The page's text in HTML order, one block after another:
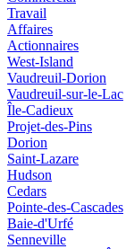
Travail
Affaires
Actionnaires
West-Island
Vaudreuil-Dorion
Vaudreuil-sur-le-Lac
Île-Cadieux
Projet-des-Pins
Dorion
Saint-Lazare
Hudson
Cedars
Pointe-des-Cascades
Baie-d'Urfé
Senneville